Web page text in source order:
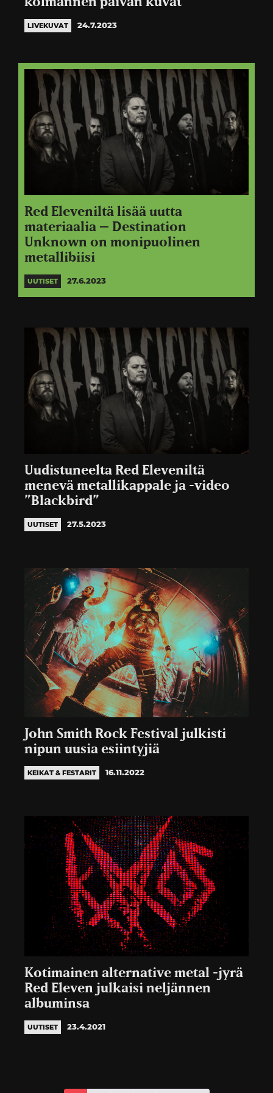
LIVEKUVAT 24.7.2023
Red Eleveniltä lisää uutta
materiaalia – Destination
Unknown on monipuolinen
metallibiisi
UUTISET 27.6.2023
Uudistuneelta Red Eleveniltä
menevä metallikappale ja -video
”Blackbird”
UUTISET 27.5.2023
John Smith Rock Festival julkisti
nipun uusia esiintyjiä
KEIKAT & FESTARIT 16.11.2022
Kotimainen alternative metal -jyrä
Red Eleven julkaisi neljännen
albuminsa
UUTISET 23.4.2021